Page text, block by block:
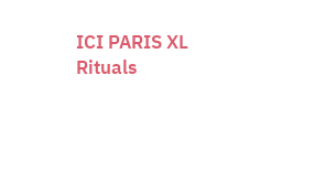
ICI PARIS XL
Rituals